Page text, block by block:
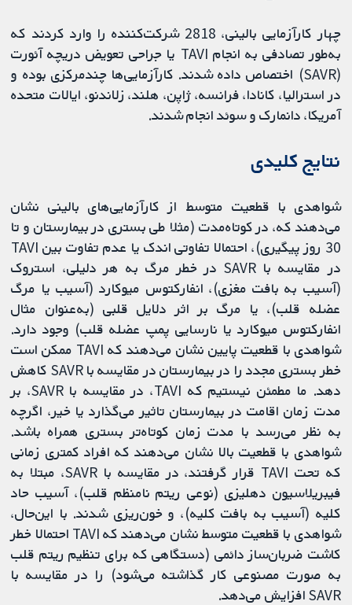
چهار کارآزمایی بالینی، 2818 شرکت‌کننده را وارد کردند که
به‌طور تصادفی به انجام TAVI یا جراحی تعویض دریچه آئورت
(SAVR) اختصاص داده شدند. کارآزمایی‌ها چندمرکزی بوده و
در استرالیا، کانادا، فرانسه، ژاپن، هلند، زلاندنو، ایالات متحده
آمریکا، دانمارک و سوئد انجام شدند.
نتایج کلیدی
شواهدی با قطعیت متوسط از کارآزمایی‌های بالینی نشان
می‌دهند که، در کوتاه‌مدت (مثلا طی بستری در بیمارستان و تا
30 روز پیگیری)، احتمالا تفاوتی اندک یا عدم تفاوت بین TAVI
در مقایسه با SAVR در خطر مرگ به هر دلیلی، استروک
(آسیب به بافت مغزی)، انفارکتوس میوکارد (آسیب یا مرگ
عضله قلب)، یا مرگ بر اثر دلایل قلبی (به‌عنوان مثال
انفارکتوس میوکارد یا نارسایی پمپ عضله قلب) وجود دارد.
شواهدی با قطعیت پایین نشان می‌دهند که TAVI ممکن است
خطر بستری مجدد را در بیمارستان در مقایسه با SAVR کاهش
دهد. ما مطمئن نیستیم که TAVI، در مقایسه با SAVR، بر
مدت زمان اقامت در بیمارستان تاثیر می‌گذارد یا خیر، اگرچه
به نظر می‌رسد با مدت زمان کوتاه‌تر بستری همراه باشد.
شواهدی با قطعیت بالا نشان می‌دهند که افراد کمتری زمانی‌
که تحت TAVI قرار گرفتند، در مقایسه با SAVR، مبتلا به
فیبریلاسیون دهلیزی (نوعی ریتم نامنظم قلب)، آسیب حاد
کلیه (آسیب به بافت کلیه)، و خون‌ریزی شدند. با این‌حال،
شواهدی با قطعیت متوسط نشان می‌دهند که TAVI احتمالا خطر
کاشت ضربان‌‌ساز دائمی (دستگاهی که برای تنظیم ریتم قلب
به صورت مصنوعی کار گذاشته می‌شود) را در مقایسه با
SAVR افزایش می‌دهد.